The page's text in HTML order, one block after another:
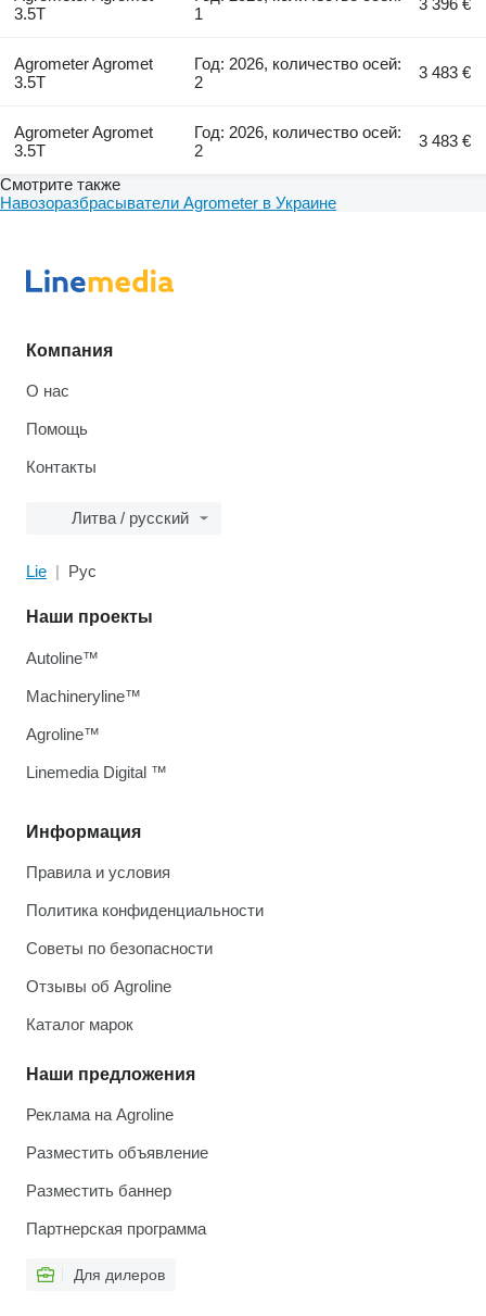
3.5T
1
3 396 €
Agrometer Agromet
3.5T
Год: 2026, количество осей:
2
3 483 €
Agrometer Agromet
3.5T
Год: 2026, количество осей:
2
3 483 €
Смотрите также
Навозоразбрасыватели Agrometer в Украине
Компания
О нас
Помощь
Контакты
Литва / русский
Lie Рус
Информация
Правила и условия
Политика конфиденциальности
Советы по безопасности
Отзывы об Agroline
Каталог марок
Наши предложения
Реклама на Agroline
Разместить объявление
Разместить баннер
Партнерская программа
Для дилеров
Наши проекты
Autoline™
Machineryline™
Agroline™
Linemedia Digital ™